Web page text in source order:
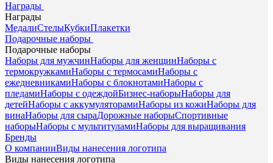
Награды
Награды
МедалиСтелыКубкиПлакетки
Подарочные наборы
Подарочные наборы
Наборы для мужчинНаборы для женщинНаборы с
термокружкамиНаборы с термосамиНаборы с
ежедневникамиНаборы с блокнотамиНаборы с
пледамиНаборы с одеждойБизнес-наборыНаборы для
детейНаборы с аккумуляторамиНаборы из кожиНаборы для
винаНаборы для сыраДорожные наборыСпортивные
наборыНаборы с мультитуламиНаборы для выращивания
Бренды
О компанииВиды нанесения логотипа
Виды нанесения логотипа